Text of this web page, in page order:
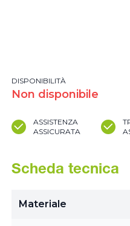
DISPONIBILITÀ
Non disponibile
ASSISTENZA
ASSICURATA
Scheda tecnica
Materiale